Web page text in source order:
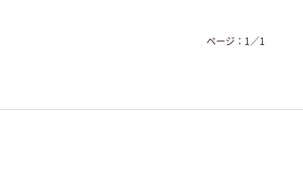
ページ： 1 ／1